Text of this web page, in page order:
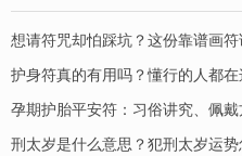
想请符咒却怕踩坑？这份靠谱画
护身符真的有用吗？懂行的人都
孕期护胎平安符：习俗讲究、佩
刑太岁是什么意思？犯刑太岁运